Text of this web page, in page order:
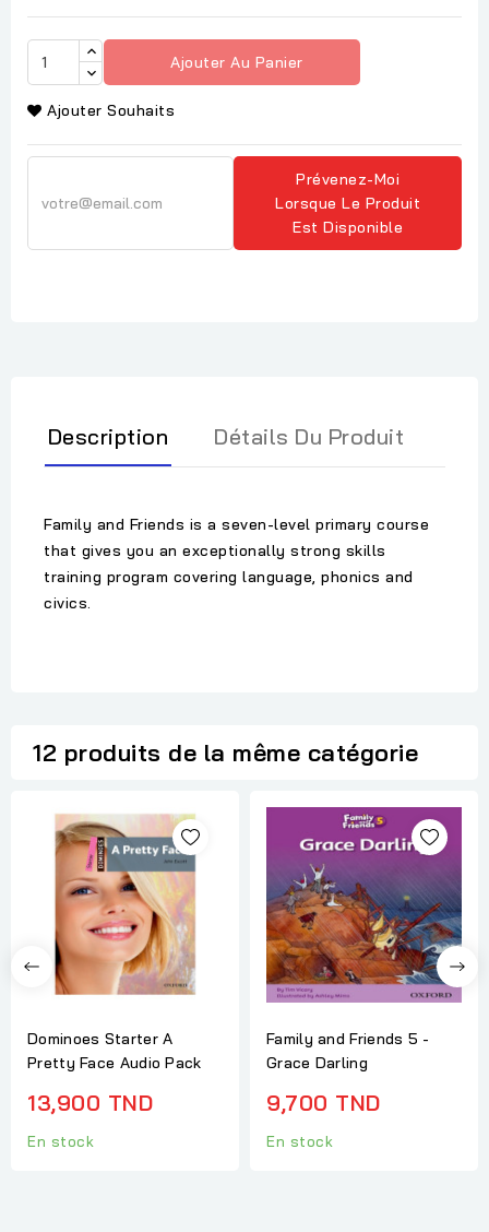
Ajouter Au Panier
Ajouter Souhaits
Prévenez-Moi
Lorsque Le Produit
Est Disponible
Description Détails Du Produit
Family and Friends is a seven-level primary course
that gives you an exceptionally strong skills
training program covering language, phonics and
civics.
12 produits de la même catégorie
Dominoes Starter A
Pretty Face Audio Pack
13,900 TND
En stock
Family and Friends 5 -
Grace Darling
9,700 TND
En stock